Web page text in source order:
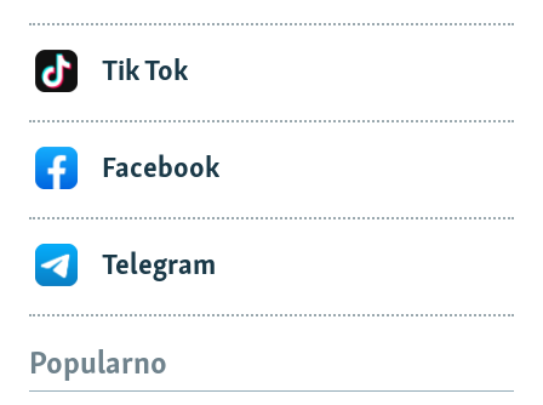
Tik Tok
Facebook
Telegram
Popularno